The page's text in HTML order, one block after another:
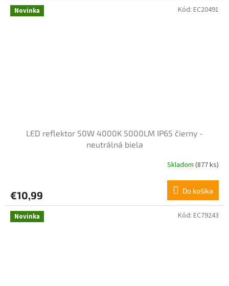
Novinka
LED reflektor 50W 4000K 5000LM IP65 čierny -
neutrálná biela
Skladom (877 ks)
€10,99 Do košíka
Kód: EC20491
Novinka Kód: EC79243